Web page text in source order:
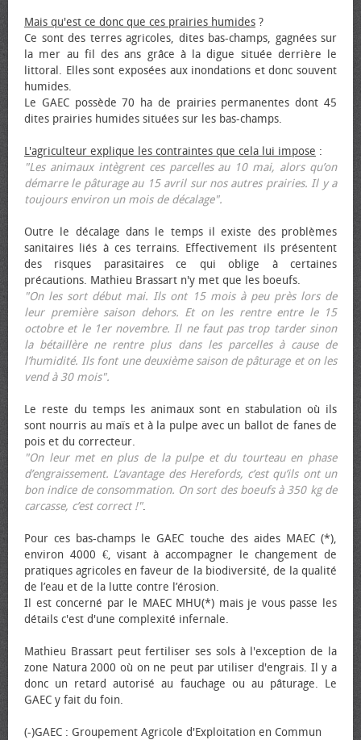
Mais qu'est ce donc que ces prairies humides ?
Ce sont des terres agricoles, dites bas-champs, gagnées sur
la mer au fil des ans grâce à la digue située derrière le
littoral. Elles sont exposées aux inondations et donc souvent
humides.
Le GAEC possède 70 ha de prairies permanentes dont 45
dites prairies humides situées sur les bas-champs.
L'agriculteur explique les contraintes que cela lui impose :
"Les animaux intègrent ces parcelles au 10 mai, alors qu’on
démarre le pâturage au 15 avril sur nos autres prairies. Il y a
toujours environ un mois de décalage".
Outre le décalage dans le temps il existe des problèmes
sanitaires liés à ces terrains. Effectivement ils présentent
des risques parasitaires ce qui oblige à certaines
précautions. Mathieu Brassart n'y met que les bœufs.
"On les sort début mai. Ils ont 15 mois à peu près lors de
leur première saison dehors. Et on les rentre entre le 15
octobre et le 1er novembre. Il ne faut pas trop tarder sinon
la bétaillère ne rentre plus dans les parcelles à cause de
l’humidité. Ils font une deuxième saison de pâturage et on les
vend à 30 mois".
Le reste du temps les animaux sont en stabulation où ils
sont nourris au maïs et à la pulpe avec un ballot de fanes de
pois et du correcteur.
"On leur met en plus de la pulpe et du tourteau en phase
d’engraissement. L’avantage des Herefords, c’est qu’ils ont un
bon indice de consommation. On sort des bœufs à 350 kg de
carcasse, c’est correct !".
Pour ces bas-champs le GAEC touche des aides MAEC (*),
environ 4000 €, visant à accompagner le changement de
pratiques agricoles en faveur de la biodiversité, de la qualité
de l’eau et de la lutte contre l’érosion.
Il est concerné par le MAEC MHU(*) mais je vous passe les
détails c'est d'une complexité infernale.
Mathieu Brassart peut fertiliser ses sols à l'exception de la
zone Natura 2000 où on ne peut par utiliser d'engrais. Il y a
donc un retard autorisé au fauchage ou au pâturage. Le
GAEC y fait du foin.
(-)GAEC : Groupement Agricole d'Exploitation en Commun